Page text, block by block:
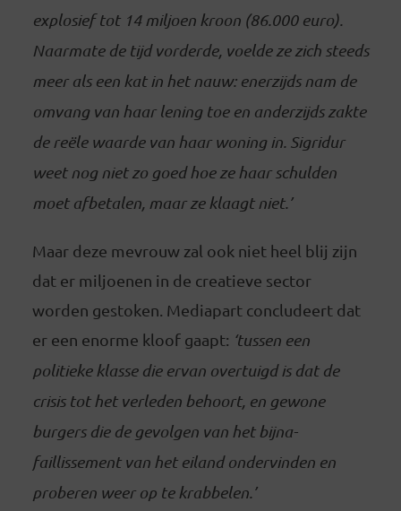
explosief tot 14 miljoen kroon (86.000 euro).
Naarmate de tijd vorderde, voelde ze zich steeds
meer als een kat in het nauw: enerzijds nam de
omvang van haar lening toe en anderzijds zakte
de reële waarde van haar woning in. Sigridur
weet nog niet zo goed hoe ze haar schulden
moet afbetalen, maar ze klaagt niet.’
Maar deze mevrouw zal ook niet heel blij zijn
dat er miljoenen in de creatieve sector
worden gestoken. Mediapart concludeert dat
er een enorme kloof gaapt: ‘tussen een
politieke klasse die ervan overtuigd is dat de
crisis tot het verleden behoort, en gewone
burgers die de gevolgen van het bijna-
faillissement van het eiland ondervinden en
proberen weer op te krabbelen.’